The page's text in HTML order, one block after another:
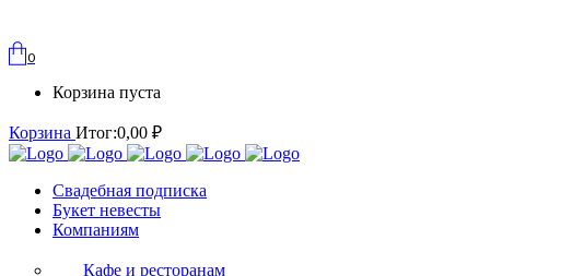
0
Корзина пуста
Корзина Итог:0,00 ₽
Свадебная подписка
Букет невесты
Компаниям
Кафе и ресторанам